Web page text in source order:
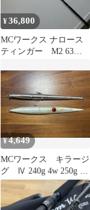
¥36,800
MCワークス ナロース
ティンガー M2 63
¥4,649
MCワークス キラージ
グ Ⅳ 240g 4w 250g 2
本まとめてセット